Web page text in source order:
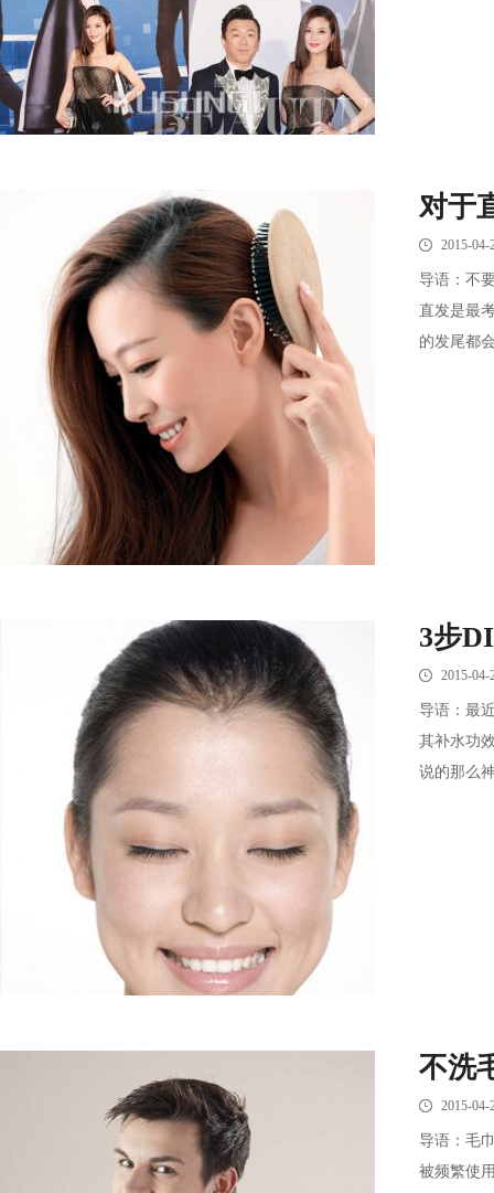
对于
2015-04-
导语：不
直发是最
的发尾都
3步
2015-04-
导语：最
其补水功
说的那么
不洗
2015-04-
导语：毛
被频繁使